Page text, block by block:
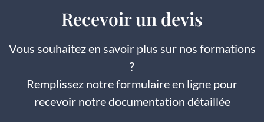
Recevoir un devis
Vous souhaitez en savoir plus sur nos formations
?
Remplissez notre formulaire en ligne pour
recevoir notre documentation détaillée